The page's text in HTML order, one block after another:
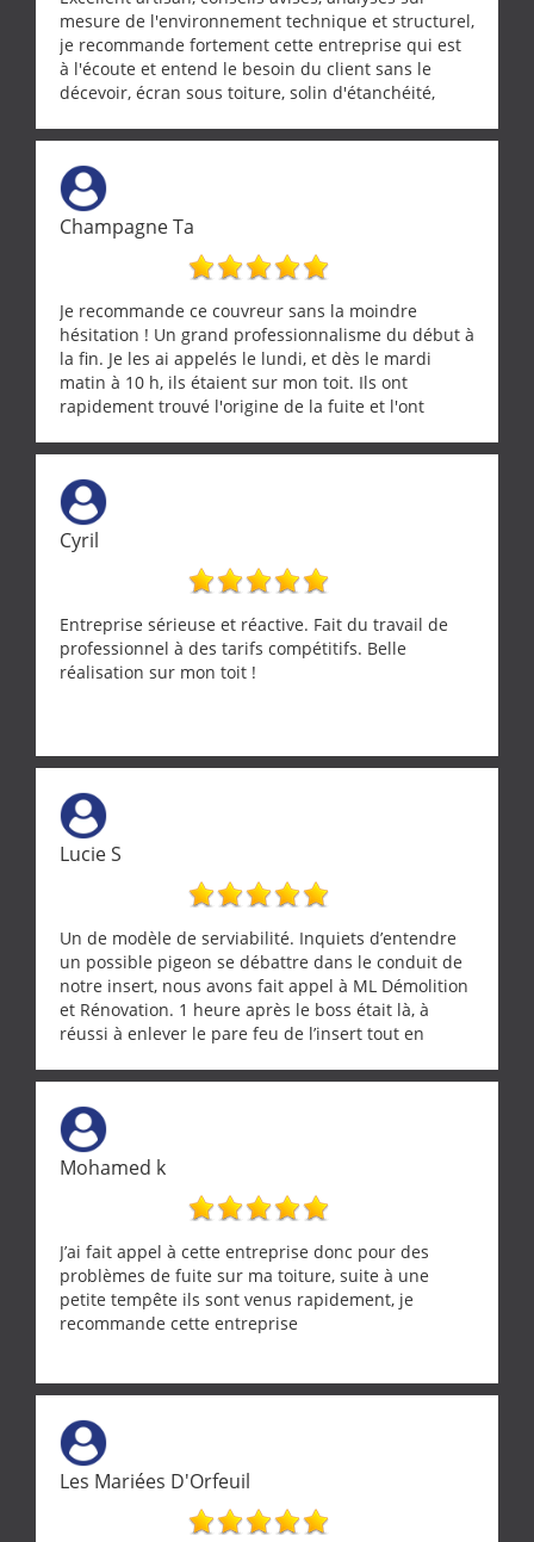
mesure de l'environnement technique et structurel,
je recommande fortement cette entreprise qui est
à l'écoute et entend le besoin du client sans le
décevoir, écran sous toiture, solin d'étanchéité,
récupérateur d'eau, tout a été parfaitement mis en
œuvre sans besoin d'y revenir. confiance assurée.
Champagne Ta
Je recommande ce couvreur sans la moindre
hésitation ! Un grand professionnalisme du début à
la fin. Je les ai appelés le lundi, et dès le mardi
matin à 10 h, ils étaient sur mon toit. Ils ont
rapidement trouvé l'origine de la fuite et l'ont
Une équipe sérieuse, réactive et compétente. C'est
vraiment rassurant de pouvoir compter sur des
artisans aussi professionnels. Merci encore !
Cyril
Entreprise sérieuse et réactive. Fait du travail de
professionnel à des tarifs compétitifs. Belle
réalisation sur mon toit !
Lucie S
Un de modèle de serviabilité. Inquiets d’entendre
un possible pigeon se débattre dans le conduit de
notre insert, nous avons fait appel à ML Démolition
et Rénovation. 1 heure après le boss était là, à
réussi à enlever le pare feu de l’insert tout en
tourterelle et s’est ensuite patiemment occupé de
l’oiseau jusqu’à ce qu’il reprenne ses esprits et
puisse s’envoler. Après quoi il a procédé au
ramonage de notre insert avec dextérité et une
grande propreté, nous gratifiant également de
nombreux conseils concernant d’autres sujets. Un
entrepreneur comme on souhaite en rencontrer.
Encore un grand merci à lui.
Mohamed k
J’ai fait appel à cette entreprise donc pour des
problèmes de fuite sur ma toiture, suite à une
petite tempête ils sont venus rapidement, je
recommande cette entreprise
Les Mariées D'Orfeuil